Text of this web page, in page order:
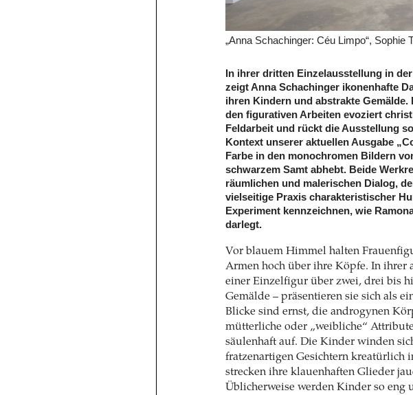
„Anna Schachinger: Céu Limpo“, Sophie
In ihrer dritten Einzelausstellung in
zeigt Anna Schachinger ikonenhafte
ihren Kindern und abstrakte Gemälde.
den figurativen Arbeiten evoziert
Feldarbeit und rückt die Ausstellung
Kontext unserer aktuellen Ausgabe
Farbe in den monochromen Bildern
schwarzem Samt abhebt. Beide
räumlichen und malerischen Dialog,
vielseitige Praxis charakteristischer
Experiment kennzeichnen, wie
darlegt.
Vor blauem Himmel halten
Armen hoch über ihre Köpfe. In ihrer
einer Einzelfigur über zwei, drei bis
Gemälde – präsentieren sie sich als
Blicke sind ernst, die androgynen
mütterliche oder „weibliche“
säulenhaft auf. Die Kinder winden
fratzenartigen Gesichtern kreatürlich
strecken ihre klauenhaften Glieder
Üblicherweise werden Kinder so eng